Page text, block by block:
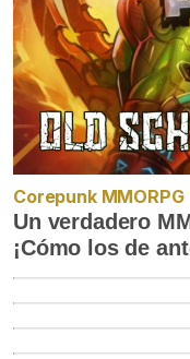
Corepunk MMORPG
Un verdadero
¡Cómo los de